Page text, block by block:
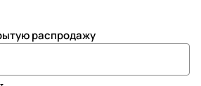
распродажу